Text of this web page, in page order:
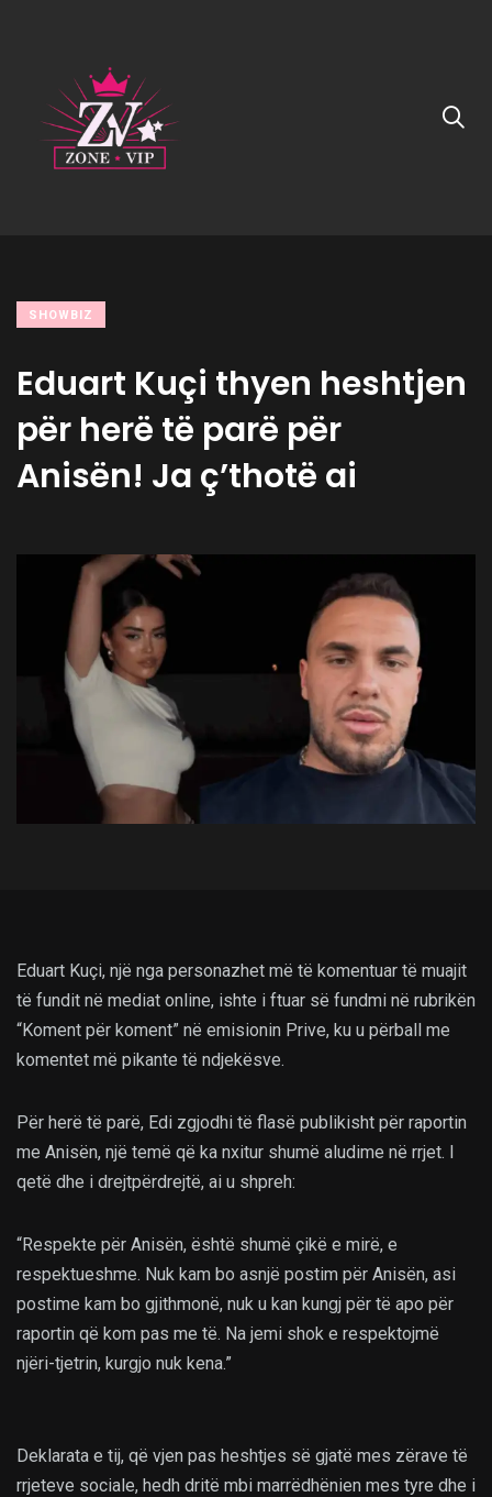
SHOWBIZ
Eduart Kuçi thyen heshtjen
për herë të parë për
Anisën! Ja ç’thotë ai
Eduart Kuçi, një nga personazhet më të komentuar të muajit
të fundit në mediat online, ishte i ftuar së fundmi në rubrikën
“Koment për koment” në emisionin Prive, ku u përball me
komentet më pikante të ndjekësve.
Për herë të parë, Edi zgjodhi të flasë publikisht për raportin
me Anisën, një temë që ka nxitur shumë aludime në rrjet. I
qetë dhe i drejtpërdrejtë, ai u shpreh:
“Respekte për Anisën, është shumë çikë e mirë, e
respektueshme. Nuk kam bo asnjë postim për Anisën, asi
postime kam bo gjithmonë, nuk u kan kungj për të apo për
raportin që kom pas me të. Na jemi shok e respektojmë
njëri-tjetrin, kurgjo nuk kena.”
Deklarata e tij, që vjen pas heshtjes së gjatë mes zërave të
rrjeteve sociale, hedh dritë mbi marrëdhënien mes tyre dhe i